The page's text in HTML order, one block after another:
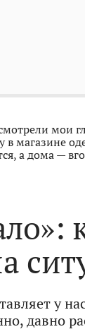
мои
в магазине
а дома —
у
давно